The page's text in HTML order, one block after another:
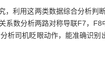
利用这两类数据综合分析判
系数分析两路对称导联F7，
析司机眨眼动作，能准确识别